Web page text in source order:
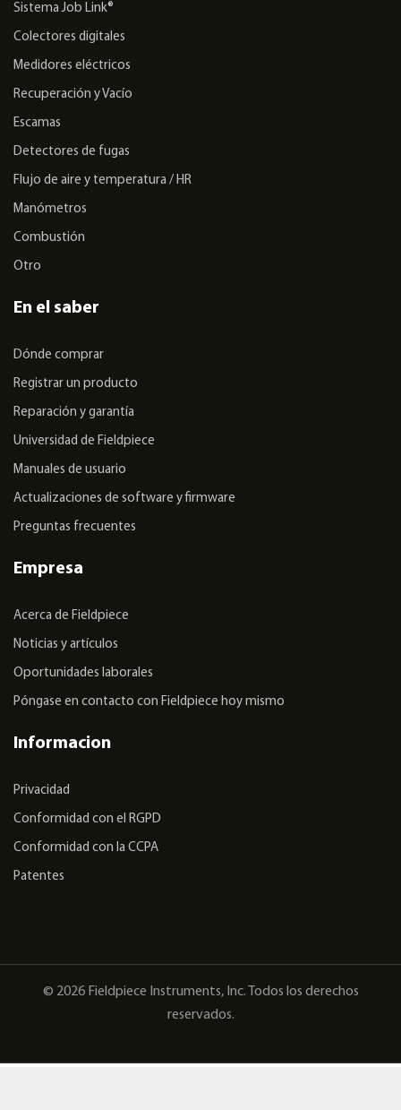
Sistema Job Link®
Colectores digitales
Medidores eléctricos
Recuperación y Vacío
Escamas
Detectores de fugas
Flujo de aire y temperatura / HR
Manómetros
Combustión
Otro
En el saber
Dónde comprar
Registrar un producto
Reparación y garantía
Universidad de Fieldpiece
Manuales de usuario
Actualizaciones de software y firmware
Preguntas frecuentes
Empresa
Acerca de Fieldpiece
Noticias y artículos
Oportunidades laborales
Póngase en contacto con Fieldpiece hoy mismo
Informacion
Privacidad
Conformidad con el RGPD
Conformidad con la CCPA
Patentes
© 2026 Fieldpiece Instruments, Inc. Todos los derechos
reservados.